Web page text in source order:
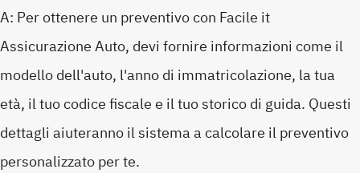
A: Per ottenere un preventivo con Facile it
Assicurazione Auto, devi fornire informazioni come il
modello dell'auto, l'anno di immatricolazione, la tua
età, il tuo codice fiscale e il tuo storico di guida. Questi
dettagli aiuteranno il sistema a calcolare il preventivo
personalizzato per te.